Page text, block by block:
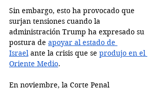
Sin embargo, esto ha provocado que
surjan tensiones cuando la
administración Trump ha expresado su
postura de apoyar al estado de
Israel ante la crisis que se produjo en el
Oriente Medio.
En noviembre, la Corte Penal